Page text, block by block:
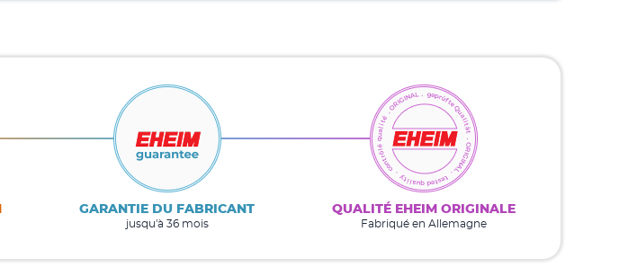
GARANTIE DU FABRICANT
jusqu'à 36 mois
QUALITÉ EHEIM ORIGINALE
Fabriqué en Allemagne